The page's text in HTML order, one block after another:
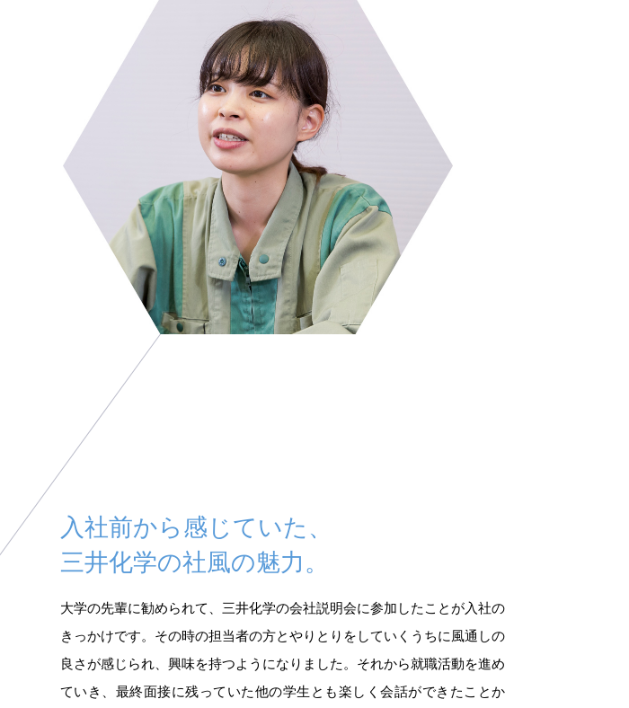
入社前から感じていた、
三井化学の社風の魅力。
大学の先輩に勧められて、三井化学の会社説明会に参加したことが入社の
きっかけです。その時の担当者の方とやりとりをしていくうちに風通しの
良さが感じられ、興味を持つようになりました。それから就職活動を進め
ていき、最終面接に残っていた他の学生とも楽しく会話ができたことか